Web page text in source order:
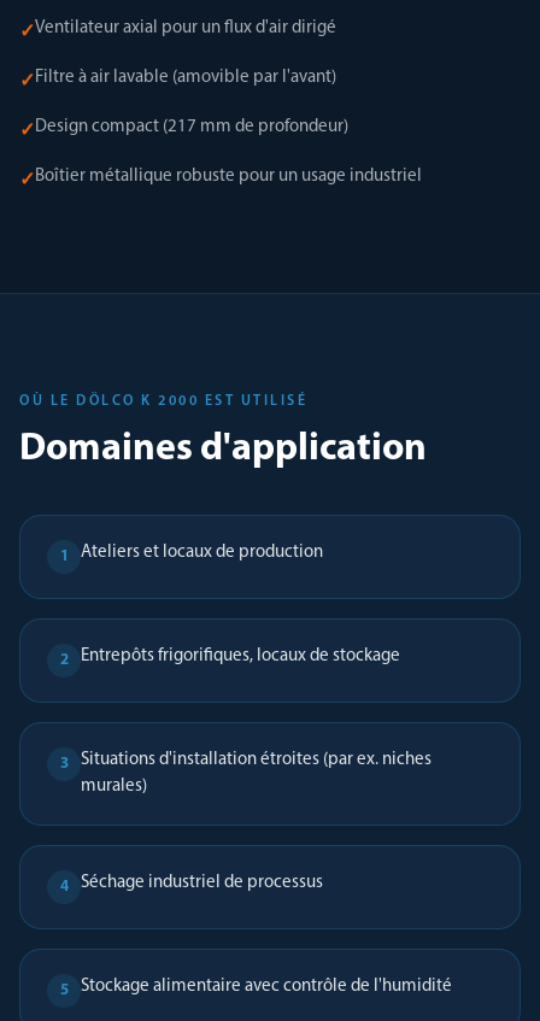
✓Ventilateur axial pour un flux d'air dirigé
✓ Filtre à air lavable (amovible par l'avant)
✓ Design compact (217 mm de profondeur)
✓ Boîtier métallique robuste pour un usage industriel
OÙ LE DÖLCO K 2000 EST UTILISÉ
Domaines d'application
1 Ateliers et locaux de production
2 Entrepôts frigorifiques, locaux de stockage
3
Situations d'installation étroites (par ex. niches
murales)
4 Séchage industriel de processus
5 Stockage alimentaire avec contrôle de l'humidité